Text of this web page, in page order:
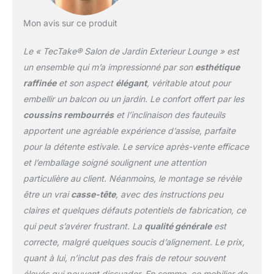
ÉLÉGANT: Notre salon
tressée résistante aux
UV allie élégance et
robustesse. Sa structure
haut de gamme garantit
une longévité
remarquable, résistant à
toutes les conditions
climatiques. Les housses
amovibles et faciles à
nettoyer vous
permettent de garder
votre salon toujours
impeccable. Avec son
design simple et
moderne, ce salon de
Mon avis sur ce produit
Le « TecTake® Salon de Jardin Exterieur Lounge » est
un ensemble qui m’a impressionné par son esthétique
raffinéeet son aspect élégant, véritable atout pour
embellir un balcon ou un jardin. Le confort offert par les
coussins rembourréset l’inclinaison des fauteuils
apportent une agréable expérience d’assise, parfaite
pour la détente estivale. Le service après-vente efficace
et l’emballage soigné soulignent une attention
particulière au client. Néanmoins, le montage se révèle
être un vraicasse-tête, avec des instructions peu
claires et quelques défauts potentiels de fabrication, ce
qui peut s’avérer frustrant. La qualité généraleest
correcte, malgré quelques soucis d’alignement. Le prix,
quant à lui, n’inclut pas des frais de retour souvent